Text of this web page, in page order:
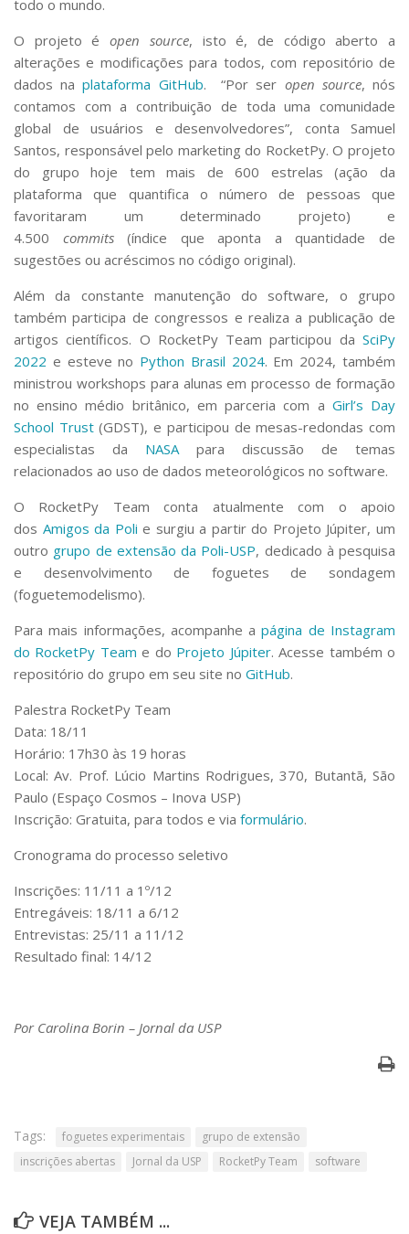
todo o mundo.
O projeto éopen source, isto é, de código aberto a
alterações e modificações para todos, com repositório de
dados naplataforma GitHub. “Por ser open source, nós
contamos com a contribuição de toda uma comunidade
global de usuários e desenvolvedores”, conta Samuel
Santos, responsável pelo marketing do RocketPy. O projeto
do grupo hoje tem mais de 600 estrelas (ação da
plataforma que quantifica o número de pessoas que
favoritaram um determinado projeto) e
4.500 commits(índice que aponta a quantidade de
sugestões ou acréscimos no código original).
Além da constante manutenção do software, o grupo
também participa de congressos e realiza a publicação de
artigos científicos. O RocketPy Team participou da SciPy
2022 e esteve no Python Brasil 2024. Em 2024, também
ministrou workshops para alunas em processo de formação
no ensino médio britânico, em parceria com a Girl’s Day
School Trust (GDST), e participou de mesas-redondas com
especialistas da NASApara discussão de temas
relacionados ao uso de dados meteorológicos no software.
O RocketPy Team conta atualmente com o apoio
dos Amigos da Poli e surgiu a partir do Projeto Júpiter, um
outro grupo de extensão da Poli-USP, dedicado à pesquisa
e desenvolvimento de foguetes de sondagem
(foguetemodelismo).
Para mais informações, acompanhe apágina de Instagram
do RocketPy Team e do Projeto Júpiter. Acesse também o
repositório do grupo em seu site no GitHub.
Palestra RocketPy Team
Data: 18/11
Horário: 17h30 às 19 horas
Local: Av. Prof. Lúcio Martins Rodrigues, 370, Butantã, São
Paulo (Espaço Cosmos – Inova USP)
Inscrição: Gratuita, para todos e via formulário.
Cronograma do processo seletivo
Inscrições: 11/11 a 1º/12
Entregáveis: 18/11 a 6/12
Entrevistas: 25/11 a 11/12
Resultado final: 14/12
Por Carolina Borin – Jornal da USP
Tags: foguetes experimentais
grupo de extensão
inscrições abertas
Jornal da USP RocketPy Team software
VEJA TAMBÉM ...